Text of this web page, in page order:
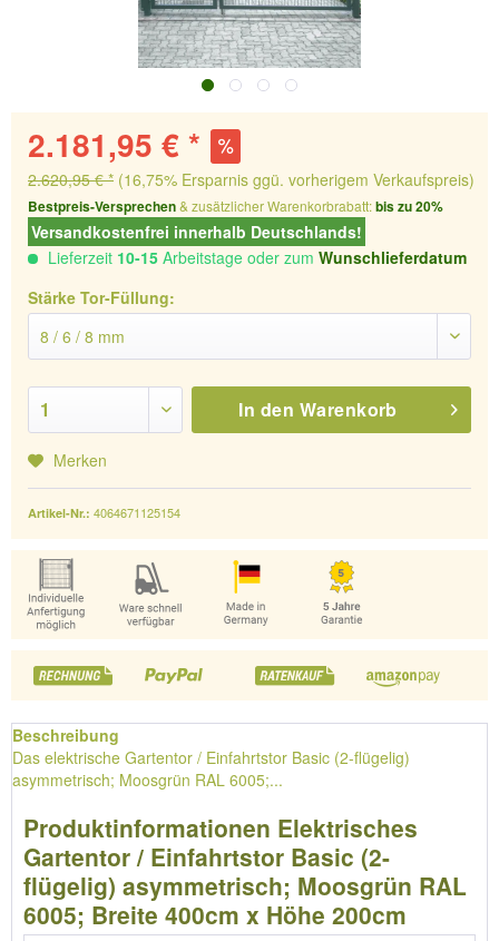
2.181,95 € *
2.620,95 € * (16,75% Ersparnis ggü. vorherigem Verkaufspreis)
Bestpreis-Versprechen& zusätzlicher Warenkorbrabatt:bis zu 20%
Versandkostenfrei innerhalb Deutschlands!
Lieferzeit 10-15 Arbeitstage oder zum Wunschlieferdatum
Stärke Tor-Füllung:
In den Warenkorb
Merken
Artikel-Nr.: 4064671125154
Beschreibung
Das elektrische Gartentor / Einfahrtstor Basic (2-flügelig)
asymmetrisch; Moosgrün RAL 6005;...
Produktinformationen Elektrisches
Gartentor / Einfahrtstor Basic (2-
flügelig) asymmetrisch; Moosgrün RAL
6005; Breite 400cm x Höhe 200cm